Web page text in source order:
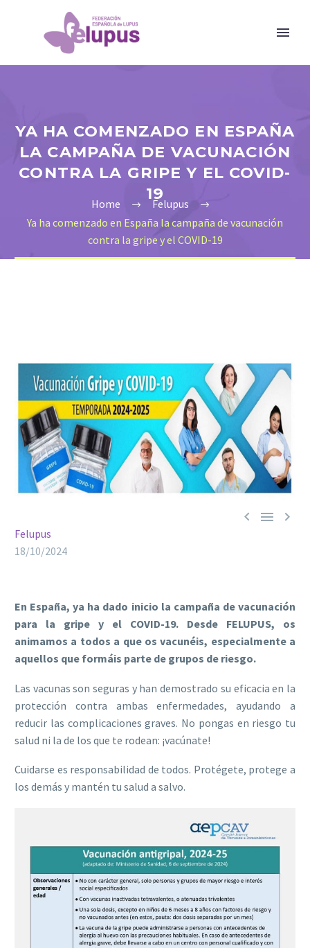
YA HA COMENZADO EN ESPAÑA
LA CAMPAÑA DE VACUNACIÓN
CONTRA LA GRIPE Y EL COVID-
19
Home
Felupus
Ya ha comenzado en España la campaña de vacunación
contra la gripe y el COVID-19
  
Felupus
18/10/2024
En España, ya ha dado inicio la campaña de vacunación
para la gripe y el COVID-19. Desde FELUPUS, os
animamos a todos a que os vacunéis, especialmente a
aquellos que formáis parte de grupos de riesgo.
Las vacunas son seguras y han demostrado su eficacia en la
protección contra ambas enfermedades, ayudando a
reducir las complicaciones graves. No pongas en riesgo tu
salud ni la de los que te rodean: ¡vacúnate!
Cuidarse es responsabilidad de todos. Protégete, protege a
los demás y mantén tu salud a salvo.